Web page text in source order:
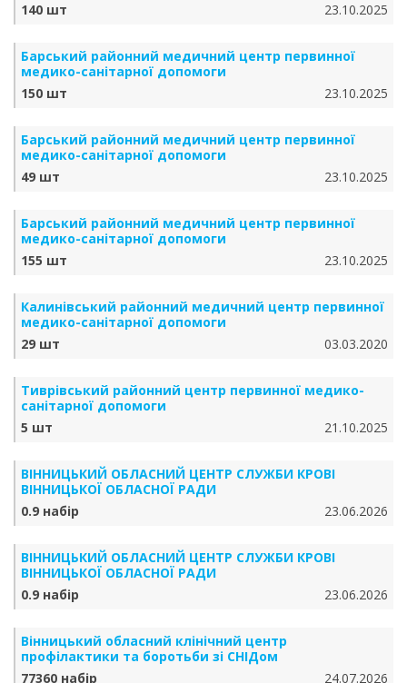
140 шт
23.10.2025
Барський районний медичний центр первинної
медико-санітарної допомоги
150 шт
23.10.2025
Барський районний медичний центр первинної
медико-санітарної допомоги
49 шт
23.10.2025
Барський районний медичний центр первинної
медико-санітарної допомоги
155 шт
23.10.2025
Калинівський районний медичний центр первинної
медико-санітарної допомоги
29 шт
03.03.2020
Тиврівський районний центр первинної медико-
санітарної допомоги
5 шт
21.10.2025
ВІННИЦЬКИЙ ОБЛАСНИЙ ЦЕНТР СЛУЖБИ КРОВІ
ВІННИЦЬКОЇ ОБЛАСНОЇ РАДИ
0.9 набір
23.06.2026
ВІННИЦЬКИЙ ОБЛАСНИЙ ЦЕНТР СЛУЖБИ КРОВІ
ВІННИЦЬКОЇ ОБЛАСНОЇ РАДИ
0.9 набір
23.06.2026
Вінницький обласний клінічний центр
профілактики та боротьби зі СНІДом
77360 набір
24.07.2026